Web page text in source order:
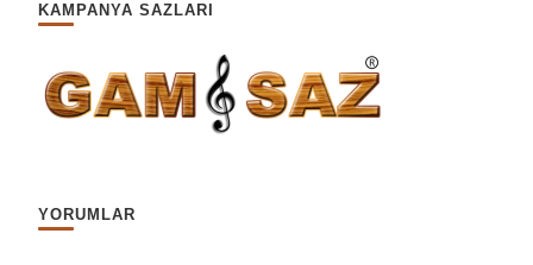
KAMPANYA SAZLARI
YORUMLAR